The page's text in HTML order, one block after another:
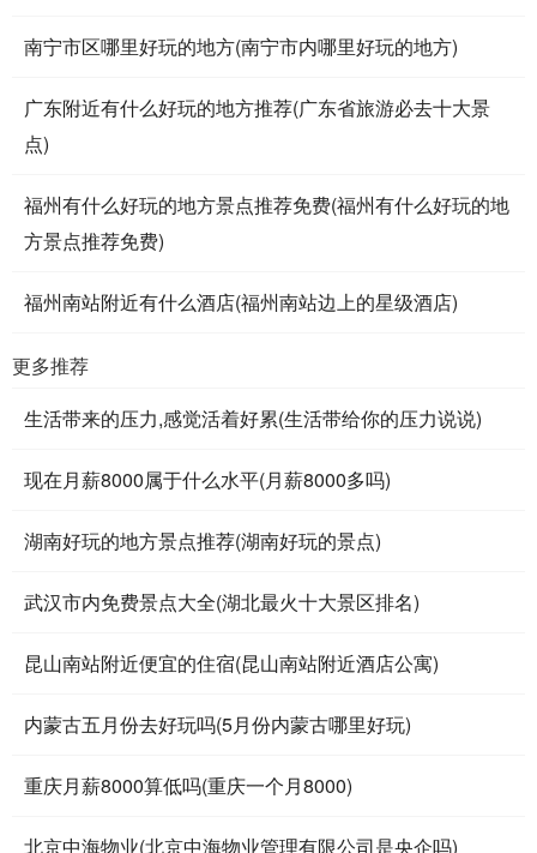
南宁市区哪里好玩的地方(南宁市内哪里好玩的地方)
广东附近有什么好玩的地方推荐(广东省旅游必去十大景
点)
福州有什么好玩的地方景点推荐免费(福州有什么好玩的地
方景点推荐免费)
福州南站附近有什么酒店(福州南站边上的星级酒店)
更多推荐
生活带来的压力,感觉活着好累(生活带给你的压力说说)
现在月薪8000属于什么水平(月薪8000多吗)
湖南好玩的地方景点推荐(湖南好玩的景点)
武汉市内免费景点大全(湖北最火十大景区排名)
昆山南站附近便宜的住宿(昆山南站附近酒店公寓)
内蒙古五月份去好玩吗(5月份内蒙古哪里好玩)
重庆月薪8000算低吗(重庆一个月8000)
北京中海物业(北京中海物业管理有限公司是央企吗)